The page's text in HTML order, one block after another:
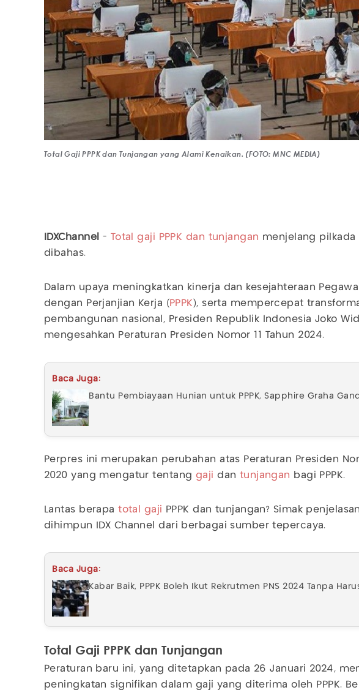
Total Gaji PPPK dan Tunjangan yang Alami Kenaikan. (FOTO: MNC MEDIA)
IDXChannel - Total gaji PPPK dan tunjangan menjelang pilkada
dibahas.
Dalam upaya meningkatkan kinerja dan kesejahteraan
dengan Perjanjian Kerja ( PPPK ), serta mempercepat
pembangunan nasional, Presiden Republik Indonesia Joko
mengesahkan Peraturan Presiden Nomor 11 Tahun 2024.
Baca Juga:
Bantu Pembiayaan Hunian untuk PPPK, Sapphire Graha
Perpres ini merupakan perubahan atas Peraturan Presiden
2020 yang mengatur tentang gaji dan tunjangan bagi PPPK.
Lantas berapa total gaji PPPK dan tunjangan? Simak
dihimpun IDX Channel dari berbagai sumber tepercaya.
Baca Juga:
Kabar Baik, PPPK Boleh Ikut Rekrutmen PNS 2024 Tanpa
Total Gaji PPPK dan Tunjangan
Peraturan baru ini, yang ditetapkan pada 26 Januari 2024,
peningkatan signifikan dalam gaji yang diterima oleh PPPK.